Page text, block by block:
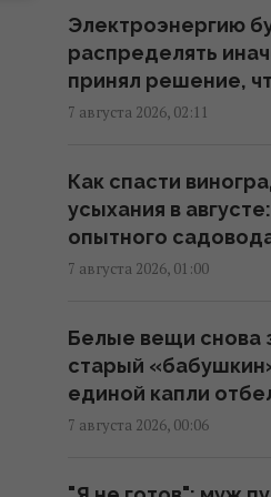
Атака дронов на
аналитики оценили
эффективность
23:39 четверг, 06 августа 2026
Женщины с
выбирают
исследование
23:24 четверг, 06 августа 2026
Украина ставит
Newsweek
Электроэнергию
распределять
принял решение,
7 августа 2026, 02:11
Как спасти
усыхания в
опытного
7 августа 2026, 01:00
Белые вещи снова
старый
единой капли
7 августа 2026, 00:06